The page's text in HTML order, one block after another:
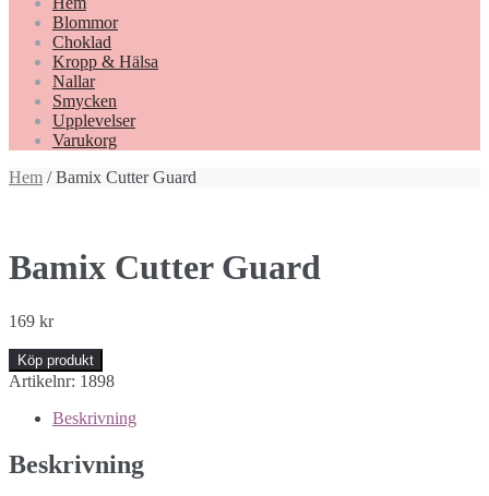
Blommor
Choklad
Kropp & Hälsa
Nallar
Smycken
Upplevelser
Varukorg
Hem / Bamix Cutter Guard
Bamix Cutter Guard
169 kr
Köp produkt
Artikelnr: 1898
Beskrivning
Beskrivning